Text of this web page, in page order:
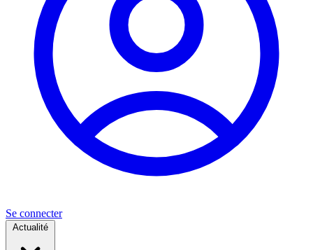
Se connecter
Actualité